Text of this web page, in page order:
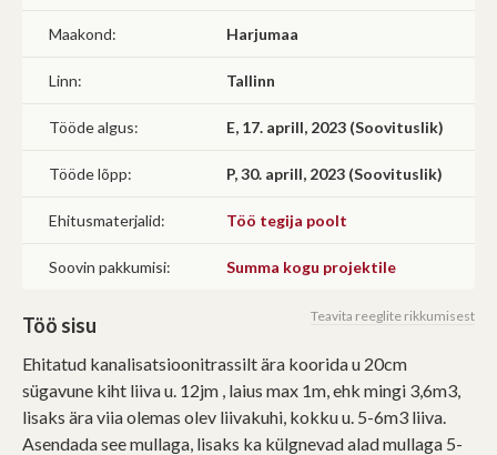
Maakond: Harjumaa
Linn: Tallinn
Tööde algus: E, 17. aprill, 2023 (Soovituslik)
Tööde lõpp: P, 30. aprill, 2023 (Soovituslik)
Ehitusmaterjalid: Töö tegija poolt
Soovin pakkumisi: Summa kogu projektile
Teavita reeglite rikkumisest
Töö sisu
Ehitatud kanalisatsioonitrassilt ära koorida u 20cm
sügavune kiht liiva u. 12jm , laius max 1m, ehk mingi 3,6m3,
lisaks ära viia olemas olev liivakuhi, kokku u. 5-6m3 liiva.
Asendada see mullaga, lisaks ka külgnevad alad mullaga 5-